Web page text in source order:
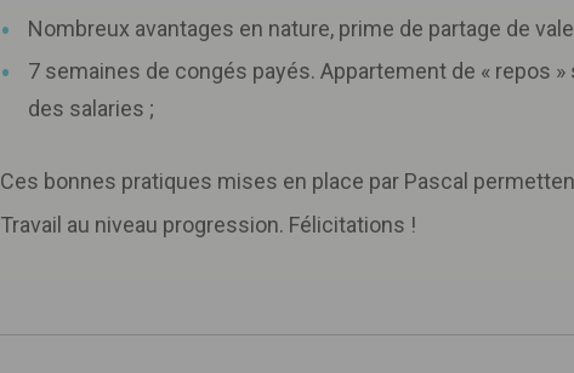
Nombreux avantages en nature, prime de partage de
7 semaines de congés payés. Appartement de « repos
des salaries ;
Ces bonnes pratiques mises en place par Pascal
Travail au niveau progression. Félicitations !